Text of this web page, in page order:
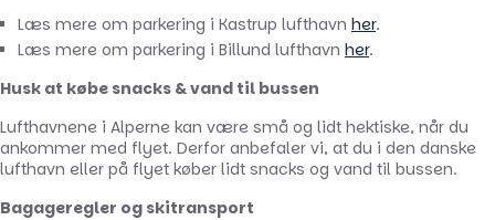
Læs mere om parkering i Kastrup lufthavn her.
Læs mere om parkering i Billund lufthavn her.
Husk at købe snacks & vand til bussen
Lufthavnene i Alperne kan være små og lidt hektiske, når du
ankommer med flyet. Derfor anbefaler vi, at du i den danske
lufthavn eller på flyet køber lidt snacks og vand til bussen.
Bagageregler og skitransport